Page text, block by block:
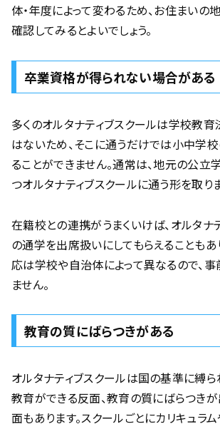
体・年度によって変わるため、お住まいの
確認してみるとよいでしょう。
卒業資格が得られない場合がある
多くのオルタナティブスクールは学校教育
はないため、そこに通うだけでは小中学
ることができません。通常は、地元の公立
つオルタナティブスクールに通う形を取り
在籍校との連携がうまくいけば、オルタナ
の通学を出席扱いにしてもらえることもあ
応は学校や自治体によって異なるので、
ません。
教育の質にばらつきがある
オルタナティブスクールは国の基準に縛
教育ができる反面、教育の質にばらつき
面もあります。スクールごとにカリキュラ